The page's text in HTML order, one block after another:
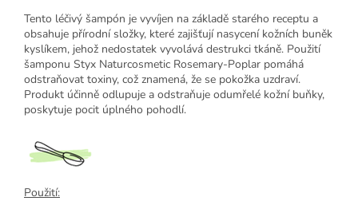
Tento léčivý šampón je vyvíjen na základě starého receptu a
obsahuje přírodní složky, které zajišťují nasycení kožních buněk
kyslíkem, jehož nedostatek vyvolává destrukci tkáně. Použití
šamponu Styx Naturcosmetic Rosemary-Poplar pomáhá
odstraňovat toxiny, což znamená, že se pokožka uzdraví.
Produkt účinně odlupuje a odstraňuje odumřelé kožní buňky,
poskytuje pocit úplného pohodlí.
Použití: